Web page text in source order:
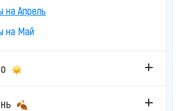
на Апрель
на Май